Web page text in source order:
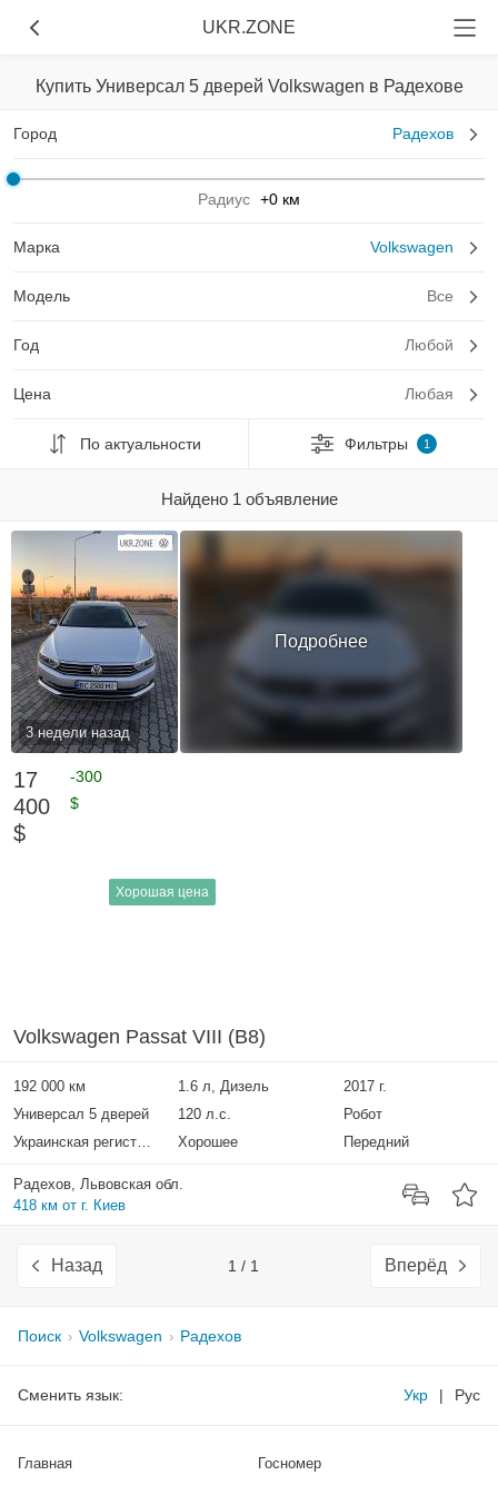
UKR.ZONE
Купить Универсал 5 дверей Volkswagen в Радехове
Город Радехов
Радиус +0 км
Марка Volkswagen
Модель Все
Год Любой
Цена Любая
По актуальности Фильтры 1
Найдено 1 объявление
3 недели назад
Подробнее
17
400
$
-300
$
Хорошая цена
Volkswagen Passat VIII (B8)
192 000 км 1.6 л, Дизель
2017 г.
Универсал 5 дверей
120 л.с.
Робот
Украинская регистрация
Хорошее Передний
Радехов, Львовская обл.
418 км от г. Киев
Назад 1 / 1 Вперёд
Поиск Volkswagen Радехов
Сменить язык: Укр | Рус
Главная Госномер